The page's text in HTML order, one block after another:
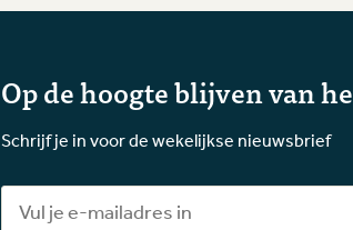
Op de hoogte blijven van
Schrijf je in voor de wekelijkse nieuwsbrief